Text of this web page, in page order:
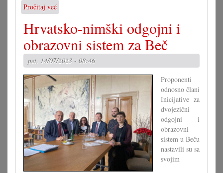
Pročitaj već
Premalo
dvojezičnih
pedagogov
Hrvatsko-nimški odgojni i
obrazovni sistem za Beč
pet, 14/07/2023 - 08:46
Proponenti
odnosno člani
Inicijative za
dvojezični
odgojni i
obrazovni
sistem u Beču
nastavili su sa
svojim